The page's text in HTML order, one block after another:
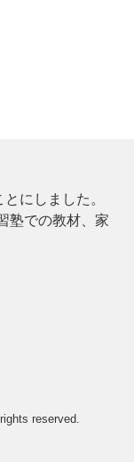
にしました。
塾での教材、家
reserved.